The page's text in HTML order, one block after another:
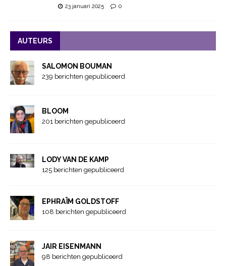
23 januari 2025 0
AUTEURS
SALOMON BOUMAN
239 berichten gepubliceerd
BLOOM
201 berichten gepubliceerd
LODY VAN DE KAMP
125 berichten gepubliceerd
EPHRAÏM GOLDSTOFF
108 berichten gepubliceerd
JAIR EISENMANN
98 berichten gepubliceerd